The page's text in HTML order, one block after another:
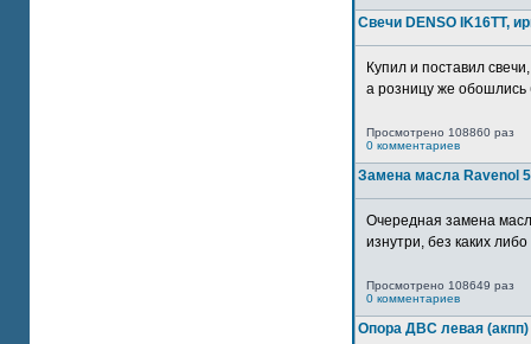
Свечи DENSO IK16TT,
Купил и поставил
а розницу же обошлись
Просмотрено 108860 раз
0 комментариев
Замена масла Ravenol
Очередная замена
изнутри, без каких
Просмотрено 108649 раз
0 комментариев
Опора ДВС левая (акпп)